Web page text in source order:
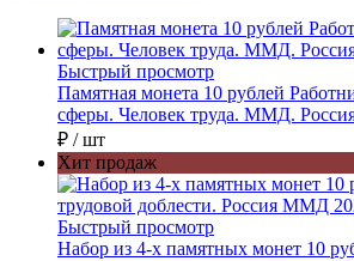
Быстрый просмотр
Памятная монета 10 рублей
сферы. Человек труда. ММД.
₽ / шт
Хит продаж
Быстрый просмотр
Набор из 4-х памятных монет 10